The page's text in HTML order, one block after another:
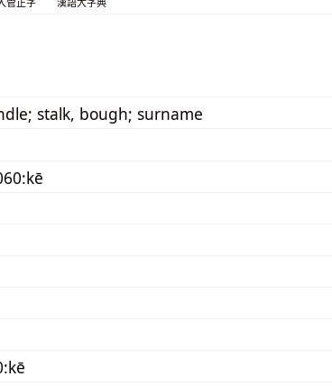
管正字 漢語大字典
stalk, bough; surname